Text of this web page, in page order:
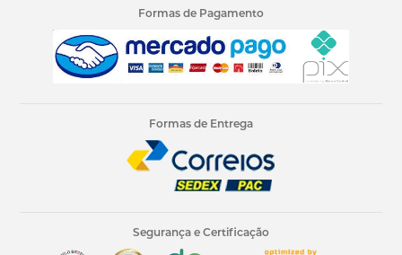
Formas de Pagamento
Formas de Entrega
Segurança e Certificação